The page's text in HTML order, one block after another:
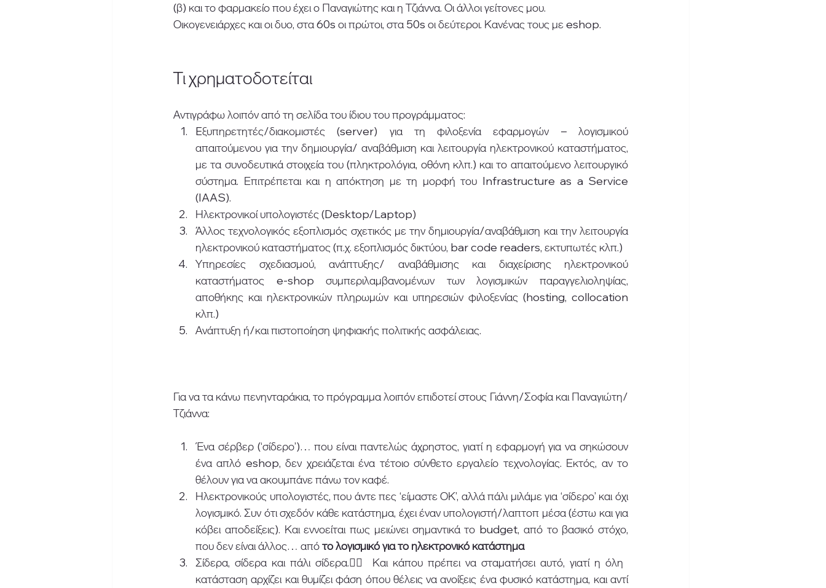
(β) και το φαρμακείο που έχει ο Παναγιώτης και η Τζιάννα. Οι άλλοι γείτονες μου.
Οικογενειάρχες και οι δυο, στα 60s οι πρώτοι, στα 50s οι δεύτεροι. Κανένας τους με eshop.
Τι χρηματοδοτείται
Αντιγράφω λοιπόν από τη σελίδα του ίδιου του προγράμματος:
Eξυπηρετητές/διακομιστές (server) για τη φιλοξενία εφαρμογών – λογισμικού
απαιτούμενου για την δημιουργία/ αναβάθμιση και λειτουργία ηλεκτρονικού καταστήματος,
με τα συνοδευτικά στοιχεία του (πληκτρολόγια, οθόνη κλπ.) και το απαιτούμενο λειτουργικό
σύστημα. Επιτρέπεται και η απόκτηση με τη μορφή του Infrastructure as a Service
(IAAS).
Ηλεκτρονικοί υπολογιστές (Desktop/Laptop)
Άλλος τεχνολογικός εξοπλισμός σχετικός με την δημιουργία/αναβάθμιση και την λειτουργία
ηλεκτρονικού καταστήματος (π.χ. εξοπλισμός δικτύου, bar code readers, εκτυπωτές κλπ.)
Υπηρεσίες σχεδιασμού, ανάπτυξης/ αναβάθμισης και διαχείρισης ηλεκτρονικού
καταστήματος e-shop συμπεριλαμβανομένων των λογισμικών παραγγελιοληψίας,
αποθήκης και ηλεκτρονικών πληρωμών και υπηρεσιών φιλοξενίας (hosting, collocation
κλπ.)
Ανάπτυξη ή/και πιστοποίηση ψηφιακής πολιτικής ασφάλειας.
Για να τα κάνω πενηνταράκια, το πρόγραμμα λοιπόν επιδοτεί στους Γιάννη/Σοφία και Παναγιώτη/
Τζιάννα:
Ένα σέρβερ (‘σίδερο’)… που είναι παντελώς άχρηστος, γιατί η εφαρμογή για να σηκώσουν
ένα απλό eshop, δεν χρειάζεται ένα τέτοιο σύνθετο εργαλείο τεχνολογίας. Εκτός, αν το
θέλουν για να ακουμπάνε πάνω τον καφέ.
Ηλεκτρονικούς υπολογιστές, που άντε πες ‘είμαστε ΟΚ’, αλλά πάλι μιλάμε για ‘σίδερο’ και όχι
λογισμικό. Συν ότι σχεδόν κάθε κατάστημα, έχει έναν υπολογιστή/λαπτοπ μέσα (έστω και για
κόβει αποδείξεις). Και εννοείται πως μειώνει σημαντικά το budget, από το βασικό στόχο,
που δεν είναι άλλος… από το λογισμικό για το ηλεκτρονικό κατάστημα
Σίδερα, σίδερα και πάλι σίδερα.🤷‍♂️ Και κάπου πρέπει να σταματήσει αυτό, γιατί η όλη
κατάσταση αρχίζει και θυμίζει φάση όπου θέλεις να ανοίξεις ένα φυσικό κατάστημα, και αντί